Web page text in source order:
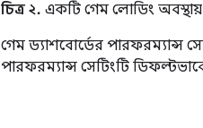
চিত্র ২. একটি গেম লোডিং
গেম ড্যাশবোর্ডের পারফরম্যান্স
পারফরম্যান্স সেটিংটি